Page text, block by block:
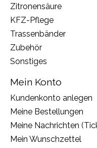
Zitronensäure
KFZ-Pflege
Trassenbänder
Zubehör
Sonstiges
Mein Konto
Kundenkonto anlegen
Meine Bestellungen
Meine Nachrichten
Mein Wunschzettel